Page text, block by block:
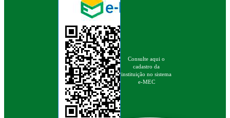
Consulte aqui o
cadastro da
instituição no sistema
e-MEC